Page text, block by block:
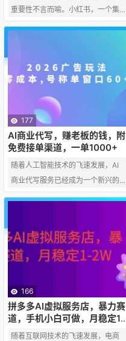
体验。 高效资源利用：自动生成…
重要性不言而喻。小红书，一个集
社交、分享、购物于一体的平台，
售出16万份，引起了广泛关注。以
下是其成功的关键因素： 全面覆
盖：该资料覆盖考研英语的词汇、
语法、阅读理解、写作等，内容全
面且系统，包含真题解析和模拟
题，极具吸引力。 社交互动：小红
书的社交属性促进了学习心得和备
考经验的分享，增强了用户粘性，
177
AI商业代写，赚老板的钱，附
免费接单渠道，一单1000+
随着人工智能技术的飞速发展，AI
商业代写服务已经成为一个新兴的
赚钱方式。这种服务利用AI的强大
量的时间和精力。本文将为您介绍
如何利用AI商业代写赚取老板的
钱，并提供一些免费的接单渠道。
1. 了解AI商业代写的优势 AI商业代
写服务的优势在于： 高效率：AI可
以在几分钟内生成一篇文章，大大
缩短了写作时间。 高质量：AI可以
166
拼多多AI虚拟服务店，暴力赛
道，手机小白可做，月稳定1-
2W
随着互联网技术的飞速发展，电商